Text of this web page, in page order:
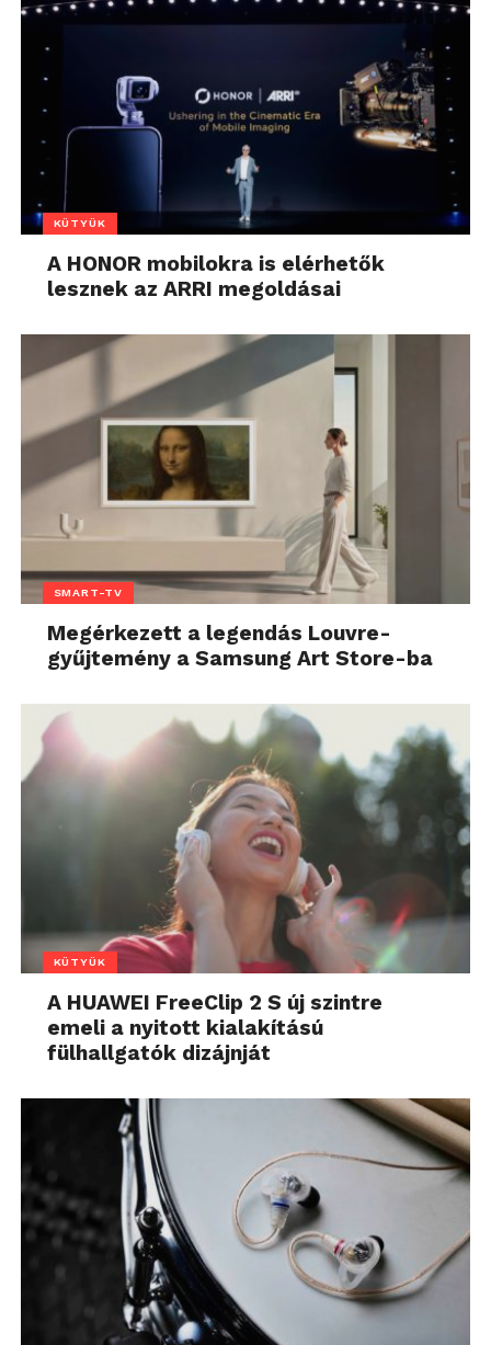
KÜTYÜK
A HONOR mobilokra is elérhetők
lesznek az ARRI megoldásai
SMART-TV
Megérkezett a legendás Louvre-
gyűjtemény a Samsung Art Store-ba
KÜTYÜK
A HUAWEI FreeClip 2 S új szintre
emeli a nyitott kialakítású
fülhallgatók dizájnját